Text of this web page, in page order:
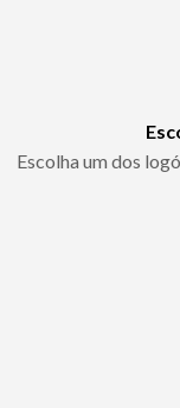
Escolha um dos